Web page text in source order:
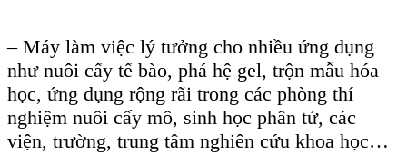
– Máy làm việc lý tưởng cho nhiều ứng dụng
như nuôi cấy tế bào, phá hệ gel, trộn mẫu hóa
học, ứng dụng rộng rãi trong các phòng thí
nghiệm nuôi cấy mô, sinh học phân tử, các
viện, trường, trung tâm nghiên cứu khoa học…